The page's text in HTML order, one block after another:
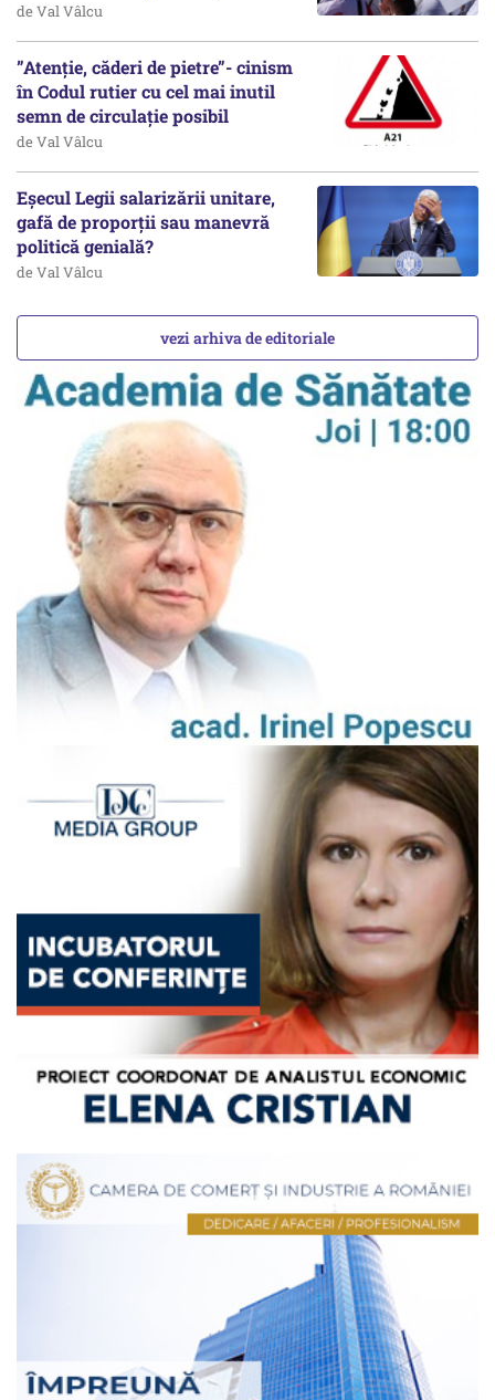
de Val Vâlcu
”Atenție, căderi de pietre”- cinism
în Codul rutier cu cel mai inutil
semn de circulație posibil
de Val Vâlcu
Eșecul Legii salarizării unitare,
gafă de proporții sau manevră
politică genială?
de Val Vâlcu
vezi arhiva de editoriale